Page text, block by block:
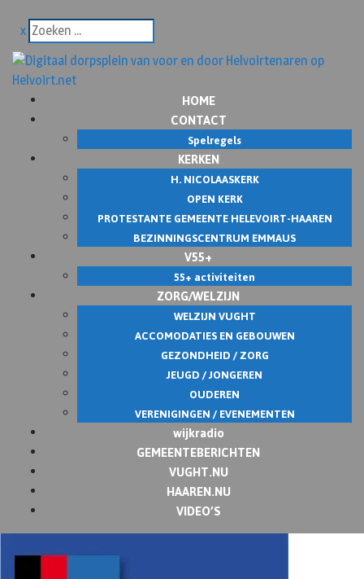
x
HOME
CONTACT
Spelregels
KERKEN
H. NICOLAASKERK
OPEN KERK
PROTESTANTE GEMEENTE HELEVOIRT-HAAREN
BEZINNINGSCENTRUM EMMAUS
V55+
55+ activiteiten
ZORG/WELZIJN
WELZIJN VUGHT
ACCOMODATIES EN GEBOUWEN
GEZONDHEID / ZORG
JEUGD / JONGEREN
OUDEREN
VERENIGINGEN / EVENEMENTEN
wijkradio
GEMEENTEBERICHTEN
VUGHT.NU
HAAREN.NU
VIDEO’S